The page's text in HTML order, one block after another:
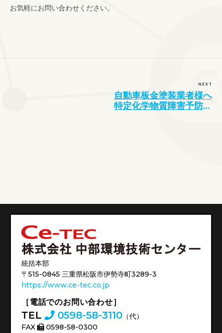
お気軽にお問い合わせください。
NEXT
自動車板金塗装業者様へ
特定化学物質障害予防規
統括本部
〒515-0845 三重県松阪市伊勢寺町3289-3
https://www.ce-tec.co.jp
［電話でのお問い合わせ］
TEL 0598-58-3110 （代）
FAX
0598-58-0300